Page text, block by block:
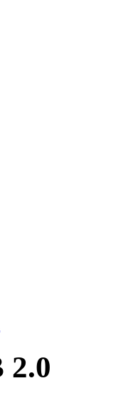
2.0